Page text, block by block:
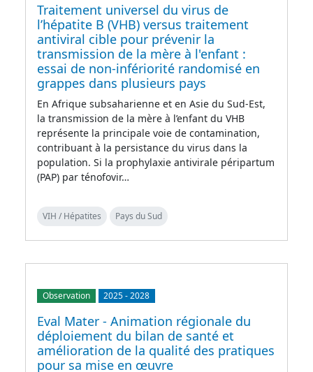
Traitement universel du virus de
l’hépatite B (VHB) versus traitement
antiviral cible pour prévenir la
transmission de la mère à l'enfant :
essai de non-infériorité randomisé en
grappes dans plusieurs pays
En Afrique subsaharienne et en Asie du Sud-Est,
la transmission de la mère à l’enfant du VHB
représente la principale voie de contamination,
contribuant à la persistance du virus dans la
population. Si la prophylaxie antivirale péripartum
(PAP) par ténofovir…
VIH / Hépatites Pays du Sud
Observation 2025-2028
Eval Mater - Animation régionale du
déploiement du bilan de santé et
amélioration de la qualité des pratiques
pour sa mise en œuvre